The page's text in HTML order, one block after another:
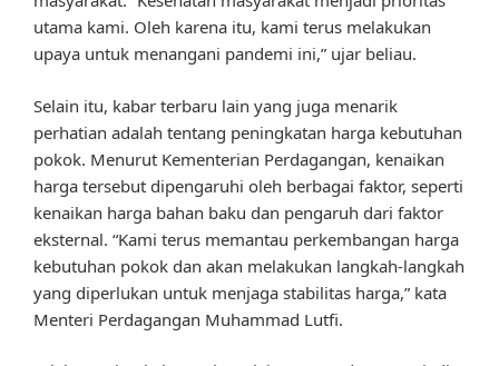
utama kami. Oleh karena itu, kami terus melakukan
upaya untuk menangani pandemi ini,” ujar beliau.
Selain itu, kabar terbaru lain yang juga menarik
perhatian adalah tentang peningkatan harga kebutuhan
pokok. Menurut Kementerian Perdagangan, kenaikan
harga tersebut dipengaruhi oleh berbagai faktor, seperti
kenaikan harga bahan baku dan pengaruh dari faktor
eksternal. “Kami terus memantau perkembangan harga
kebutuhan pokok dan akan melakukan langkah-langkah
yang diperlukan untuk menjaga stabilitas harga,” kata
Menteri Perdagangan Muhammad Lutfi.